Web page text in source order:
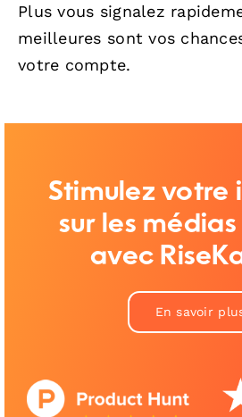
Plus vous signalez
meilleures sont vos
votre compte.
Stimulez votre
sur les
avec
En savoir